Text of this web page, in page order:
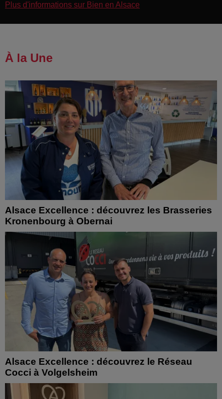
Plus d'informations sur Bien en Alsace
À la Une
Alsace Excellence : découvrez les Brasseries
Kronenbourg à Obernai
Alsace Excellence : découvrez le Réseau
Cocci à Volgelsheim